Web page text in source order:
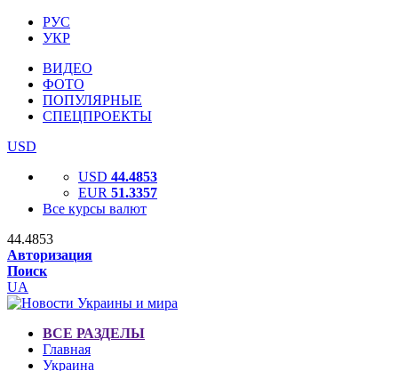
РУС
УКР
ВИДЕО
ФОТО
ПОПУЛЯРНЫЕ
СПЕЦПРОЕКТЫ
USD
USD 44.4853
EUR 51.3357
Все курсы валют
44.4853
Авторизация
Поиск
UA
ВСЕ РАЗДЕЛЫ
Главная
Украина